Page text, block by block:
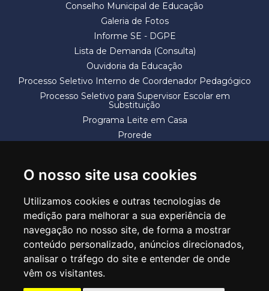
O nosso site usa cookies
Utilizamos cookies e outras tecnologias de
medição para melhorar a sua experiência de
navegação no nosso site, de forma a mostrar
conteúdo personalizado, anúncios direcionados,
analisar o tráfego do site e entender de onde
vêm os visitantes.
Conselho Municipal de Educação
Galeria de Fotos
Informe SE - DGPE
Lista de Demanda (Consulta)
Ouvidoria da Educação
Processo Seletivo Interno de Coordenador Pedagógico
Processo Seletivo para Supervisor Escolar em
Substituição
Programa Leite em Casa
Prorede
SECRETARIA DE EDUCAÇÃO
Rua Claudino Barbosa, 313 - Macedo - Guarulhos/SP CEP 07113-040
Central de Atendimento: *55 11 2475-7300